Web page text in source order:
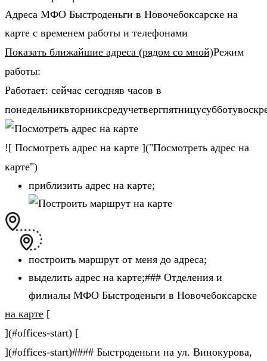
Адреса МФО Быстроденьги в Новочебоксарске на
карте с временем работы и телефонами
Показать ближайшие адреса (рядом со мной)Режим
работы:
Работает: сейчас сегодняв часов в
![ Посмотреть адрес на карте ]("Посмотреть адрес на
карте")
приблизить адрес на карте;
построить маршрут от меня до адреса;
выделить адрес на карте;### Отделения и
филиалы МФО Быстроденьги в Новочебоксарске
на карте [
](#offices-start) [
](#offices-start)#### Быстроденьги на ул. Винокурова,